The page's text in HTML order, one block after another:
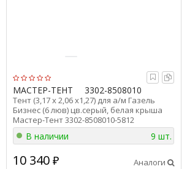
МАСТЕР-ТЕНТ 3302-8508010
Тент (3,17 х 2,06 х1,27) для а/м Газель
Бизнес (6 люв) цв.серый, белая крыша
Мастер-Тент 3302-8508010-5812
В наличии 9 шт.
10 340 ₽ Аналоги